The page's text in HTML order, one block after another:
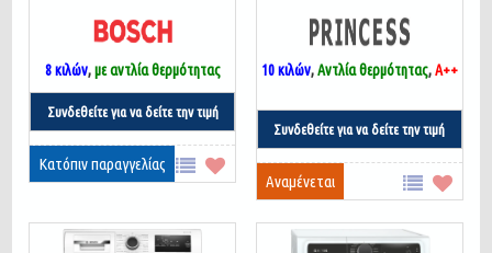
8 κιλών,με αντλία θερμότητας
Συνδεθείτε για να δείτε την τιμή
Κατόπιν παραγγελίας
10 κιλών,Αντλία θερμότητας,Α++
Συνδεθείτε για να δείτε την τιμή
Αναμένεται